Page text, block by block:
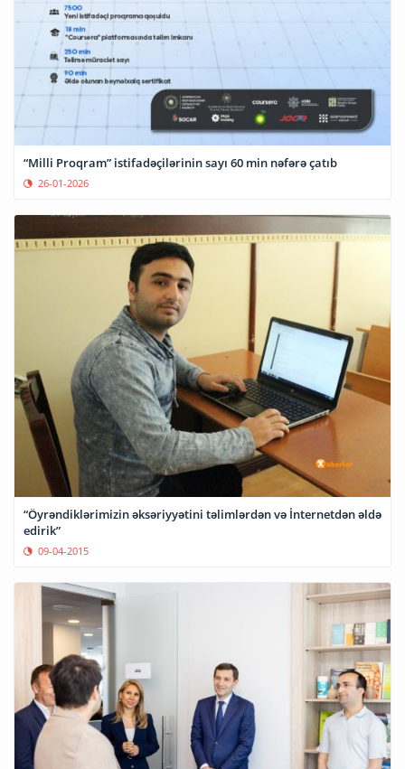
“Milli Proqram” istifadəçilərinin sayı 60 min nəfərə çatıb
26-01-2026
“Öyrəndiklərimizin əksəriyyətini təlimlərdən və İnternetdən əldə
edirik”
09-04-2015